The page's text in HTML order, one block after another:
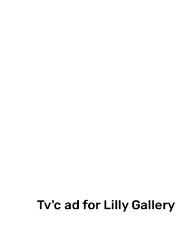
Tv'c ad for Lilly Gallery